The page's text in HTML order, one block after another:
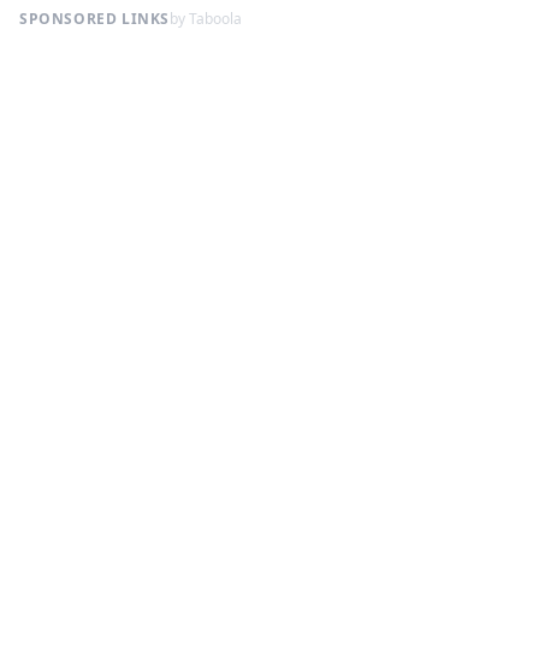
SPONSORED LINKSby Taboola